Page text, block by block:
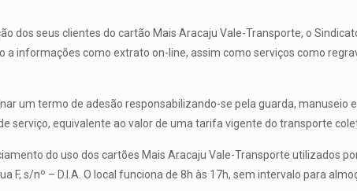
dos seus clientes do cartão Mais Aracaju Vale-Transporte, o
a informações como extrato on-line, assim como serviços como
um termo de adesão responsabilizando-se pela guarda,
equivalente ao valor de uma tarifa vigente do transporte
do uso dos cartões Mais Aracaju Vale-Transporte utilizados
F, s/nº – D.I.A. O local funciona de 8h às 17h, sem intervalo para